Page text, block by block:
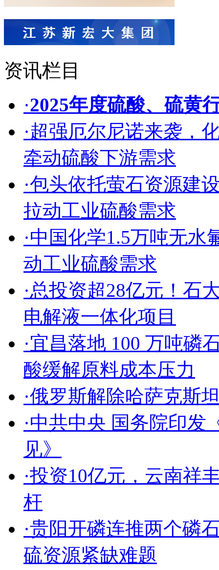
资讯栏目
·2025年度硫酸、硫黄
·超强厄尔尼诺来袭，
牵动硫酸下游需求
·包头依托萤石资源建
拉动工业硫酸需求
·中国化学1.5万吨无水
动工业硫酸需求
·总投资超28亿元！石
电解液一体化项目
·宜昌落地 100 万吨磷
酸缓解原料成本压力
·俄罗斯解除哈萨克斯
·中共中央 国务院印发
见》
·投资10亿元，云南祥
杆
·贵阳开磷连推两个磷
硫资源紧缺难题